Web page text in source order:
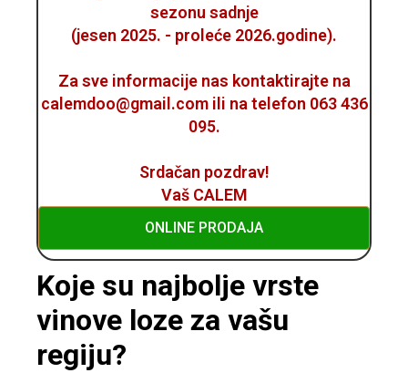
sezonu sadnje
(jesen 2025. - proleće 2026.godine).
Za sve informacije nas kontaktirajte na
calemdoo@gmail.com ili na telefon 063 436
095.
Srdačan pozdrav!
Vaš CALEM
ONLINE PRODAJA
Koje su najbolje vrste
vinove loze za vašu
regiju?